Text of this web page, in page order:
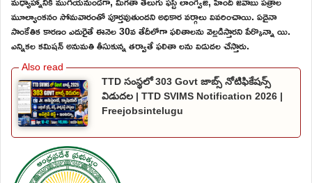
మూల్యాంకనం సోమవారంతో పూర్తవుతుందని అధికార వర్గాలు వివరించాయి. ఏదైనా
సాంకేతిక కారణం ఎదురైతే ఈనెల 30వ తేదీలోగా ఫలితాలను వెల్లడిస్తారని పేర్కొన్నా యి.
ఎన్నికల కమిషన్ అనుమతి తీసుకున్న తర్వాతే ఫలితా లను విడుదల చేస్తారు.
TTD సంస్థలో 303 Govt జాబ్స్ నోటిఫికేషన్స్
విడుదల | TTD SVIMS Notification 2026 |
Freejobsintelugu